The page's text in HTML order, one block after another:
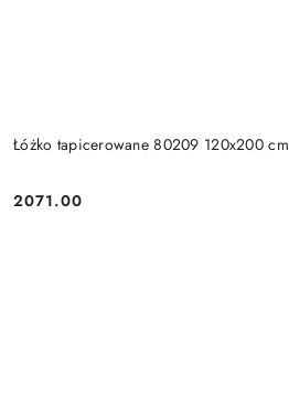
Łóżko tapicerowane 80209 120x200 cm
Cena:
2071.00